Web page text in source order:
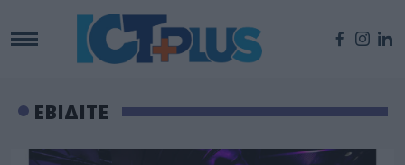
ΕΒΙΔΙΤΕ